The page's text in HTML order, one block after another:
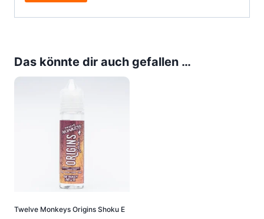
Das könnte dir auch gefallen …
Twelve Monkeys Origins Shoku E